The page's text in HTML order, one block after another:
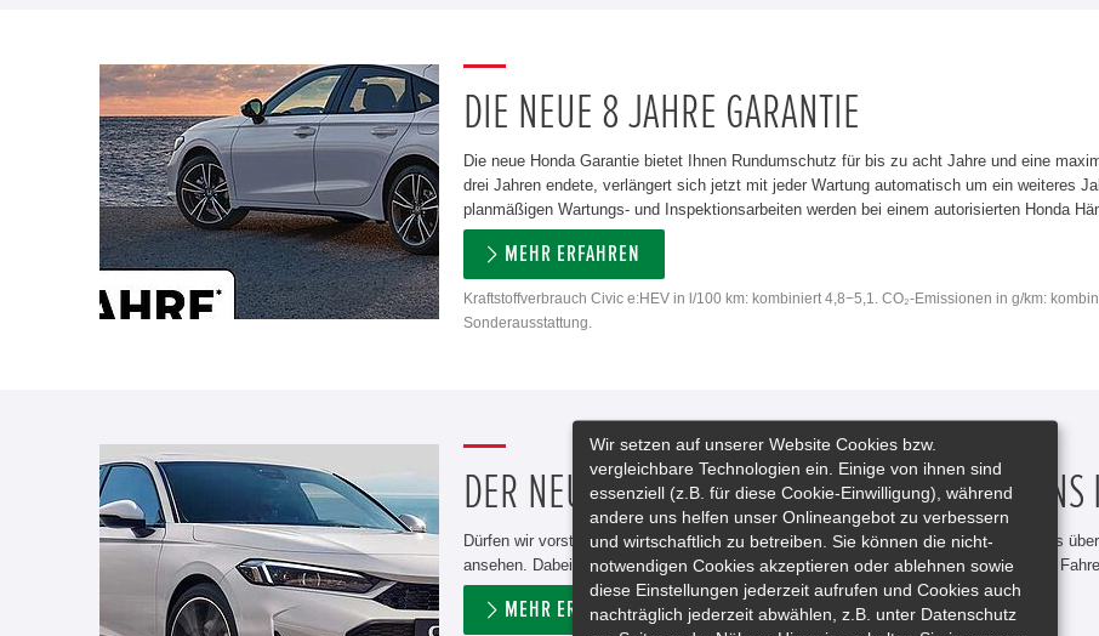
DIE NEUE 8 JAHRE GARANTIE
Die neue Honda Garantie bietet Ihnen Rundumschutz für bis zu acht Jahre und eine
drei Jahren endete, verlängert sich jetzt mit jeder Wartung automatisch um ein weiteres
planmäßigen Wartungs- und Inspektionsarbeiten werden bei einem autorisierten Honda
MEHR ERFAHREN
Kraftstoffverbrauch Civic e:HEV in l/100 km: kombiniert 4,8−5,1. CO₂-Emissionen in g/km:
Sonderausstattung.
DER NEUE CIVIC E:HEV – AB SOFORT BEI
Dürfen wir vorstellen: Der neue Civic e:HEV Vollhybrid. Ab sofort können Sie sich das
ansehen. Dabei zeigen wir Ihnen gerne weitere Neuerungen wie das 10,2 Zoll großes
MEHR ERFAHREN
Wir setzen auf unserer Website Cookies bzw.
vergleichbare Technologien ein. Einige von ihnen sind
essenziell (z.B. für diese Cookie-Einwilligung), während
andere uns helfen unser Onlineangebot zu verbessern
und wirtschaftlich zu betreiben. Sie können die nicht-
notwendigen Cookies akzeptieren oder ablehnen sowie
diese Einstellungen jederzeit aufrufen und Cookies auch
nachträglich jederzeit abwählen, z.B. unter Datenschutz